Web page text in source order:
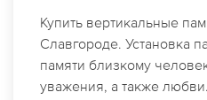
Купить вертикальные
Славгороде. Установка
памяти близкому